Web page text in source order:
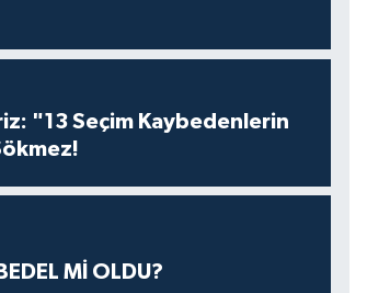
"13 Seçim Kaybedenlerin
Mİ OLDU?